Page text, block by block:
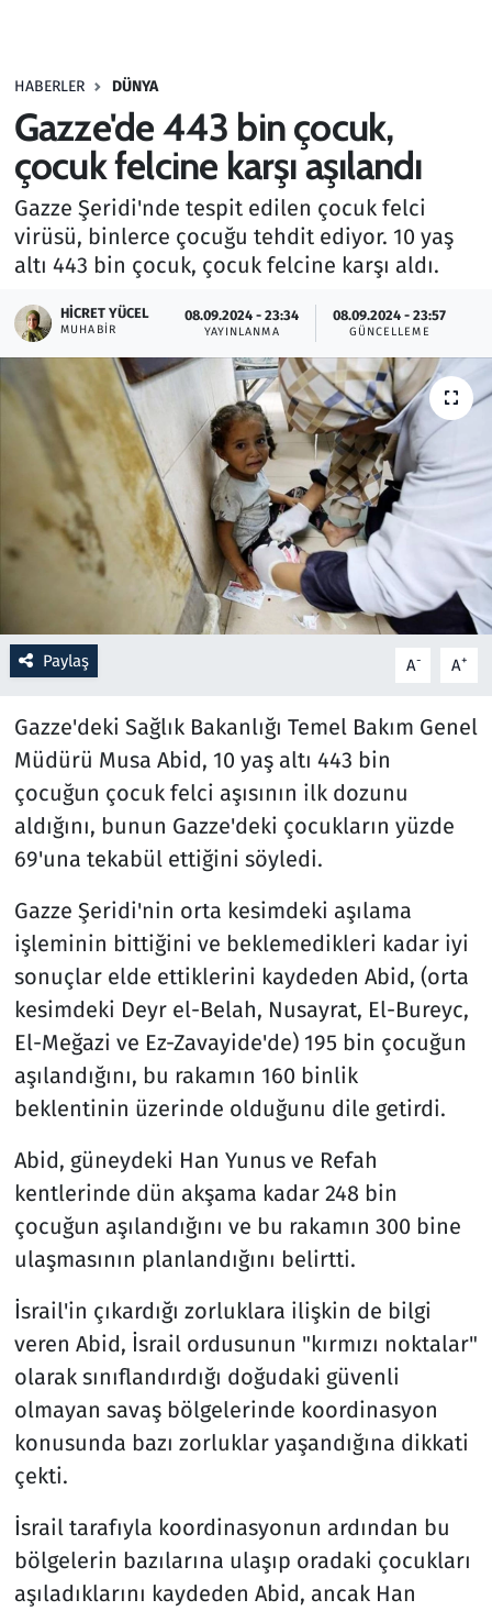
HABERLER DÜNYA
Gazze'de 443 bin çocuk,
çocuk felcine karşı aşılandı
Gazze Şeridi'nde tespit edilen çocuk felci
virüsü, binlerce çocuğu tehdit ediyor. 10 yaş
altı 443 bin çocuk, çocuk felcine karşı aldı.
HICRET YÜCEL
MUHABIR
08.09.2024 - 23:34
YAYINLANMA
08.09.2024 - 23:57
GÜNCELLEME
Paylaş A- A+
Gazze'deki Sağlık Bakanlığı Temel Bakım Genel
Müdürü Musa Abid, 10 yaş altı 443 bin
çocuğun çocuk felci aşısının ilk dozunu
aldığını, bunun Gazze'deki çocukların yüzde
69'una tekabül ettiğini söyledi.
Gazze Şeridi'nin orta kesimdeki aşılama
işleminin bittiğini ve beklemedikleri kadar iyi
sonuçlar elde ettiklerini kaydeden Abid, (orta
kesimdeki Deyr el-Belah, Nusayrat, El-Bureyc,
El-Meğazi ve Ez-Zavayide'de) 195 bin çocuğun
aşılandığını, bu rakamın 160 binlik
beklentinin üzerinde olduğunu dile getirdi.
Abid, güneydeki Han Yunus ve Refah
kentlerinde dün akşama kadar 248 bin
çocuğun aşılandığını ve bu rakamın 300 bine
ulaşmasının planlandığını belirtti.
İsrail'in çıkardığı zorluklara ilişkin de bilgi
veren Abid, İsrail ordusunun "kırmızı noktalar"
olarak sınıflandırdığı doğudaki güvenli
olmayan savaş bölgelerinde koordinasyon
konusunda bazı zorluklar yaşandığına dikkati
çekti.
İsrail tarafıyla koordinasyonun ardından bu
bölgelerin bazılarına ulaşıp oradaki çocukları
aşıladıklarını kaydeden Abid, ancak Han
Haber
Kültür Sanat
Kurumsal Haberler
Lezzet Durağı
Memur ve Kamu
Otomobil
Oyun
Ramazan
Resmi İlanlar
Rüya Tabirleri
Sağlık
Savunma Sanayi
Seçim 2023
Spor
Televizyon